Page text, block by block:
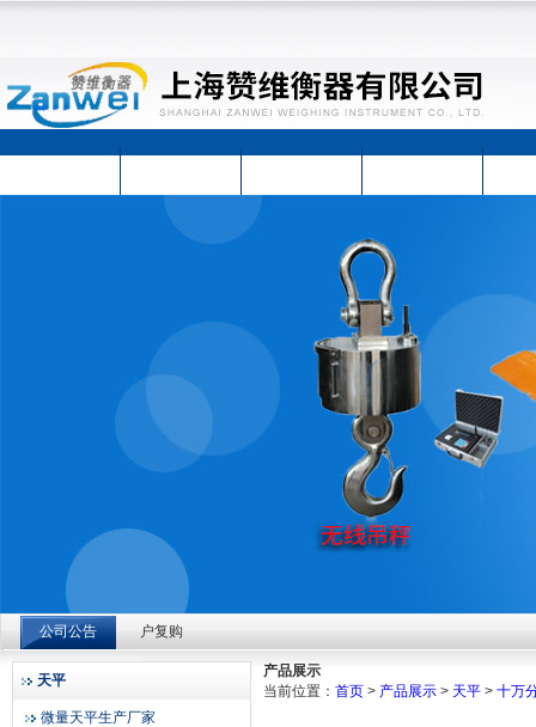
上海赞维衡器有限公司
公司公告
上海赞维ZLK700-4便携式汽车称重仪：深耕检测多年，凭精
户复购
2026-08-04
上海赞维ZLK700-4便携式汽车称重仪：深耕检测多年，凭精
天平
微量天平生产厂家
产品展示
当前位置： 首页 > 产品展示 > 天平 > 十万